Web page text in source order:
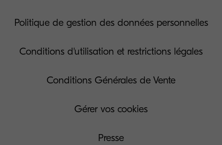
Politique de gestion des données personnelles
Conditions d'utilisation et restrictions légales
Conditions Générales de Vente
Gérer vos cookies
Presse